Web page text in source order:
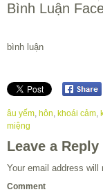
Bình Luận
bình luận
âu yếm hôn khoái cảm
miệng
Leave a Reply
Your email address will
Comment